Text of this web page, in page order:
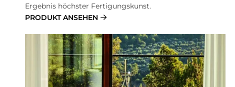
Ergebnis höchster Fertigungskunst.
PRODUKT ANSEHEN